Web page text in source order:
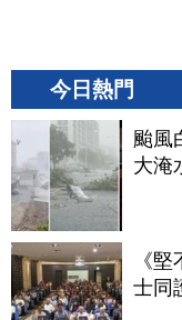
今日熱門
颱風
大淹
《
士同